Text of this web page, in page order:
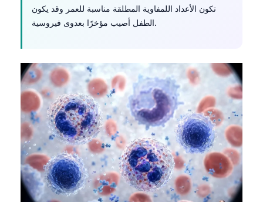
تكون الأعداد اللمفاوية المطلقة مناسبة للعمر وقد يكون
الطفل أصيب مؤخرًا بعدوى فيروسية.